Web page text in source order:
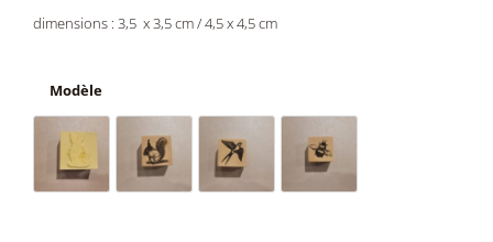
dimensions : 3,5 x 3,5 cm / 4,5 x 4,5 cm
Modèle